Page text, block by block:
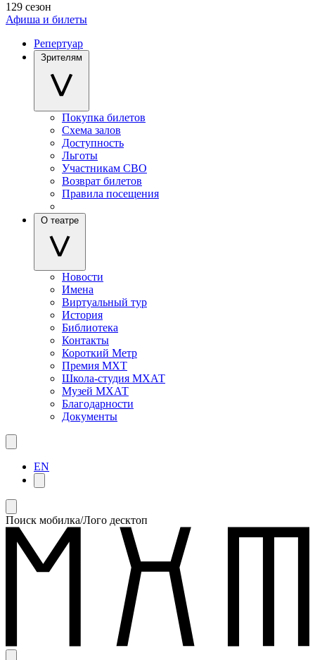
129 сезон
Афиша и билеты
Репертуар
Зрителям
Покупка билетов
Схема залов
Доступность
Льготы
Участникам СВО
Возврат билетов
Правила посещения
О театре
Новости
Имена
Виртуальный тур
История
Библиотека
Контакты
Короткий Метр
Премия МХТ
Школа-студия МХАТ
Музей МХАТ
Благодарности
Документы
EN
Поиск мобилка/Лого десктоп